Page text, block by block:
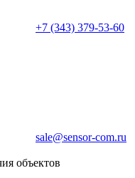
+7 (343) 379-53-60
sale@sensor-com.ru
объектов